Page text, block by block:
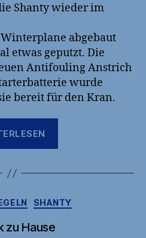
Shanty wieder im
abgebaut
etwas geputzt. Die
Antifouling Anstrich
wurde
bereit für den Kran.
Kategorien
SHANTY
zu Hause